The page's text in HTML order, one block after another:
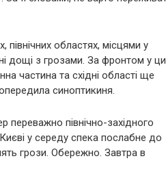
північних областях, місцями у
дощі з грозами. За фронтом у
частина та східні області ще
синоптикиня.
переважно північно-західного
у середу спека послабне до
грози. Обережно. Завтра в